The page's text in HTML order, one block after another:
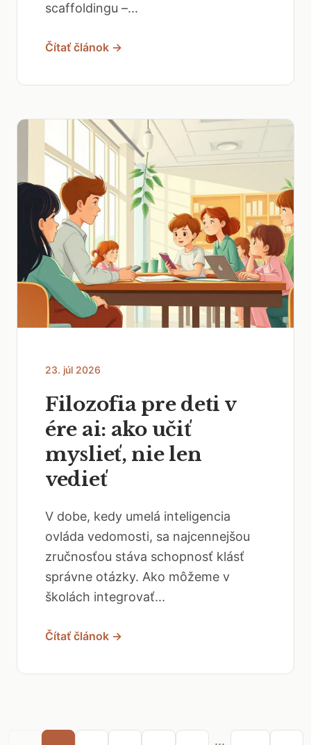
scaffoldingu –...
Čítať článok →
23. júl 2026
Filozofia pre deti v
ére ai: ako učiť
myslieť, nie len
vedieť
V dobe, kedy umelá inteligencia
ovláda vedomosti, sa najcennejšou
zručnosťou stáva schopnosť klásť
správne otázky. Ako môžeme v
školách integrovať...
Čítať článok →
...